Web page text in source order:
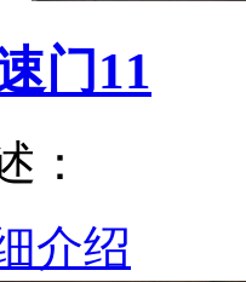
门11
：
介绍